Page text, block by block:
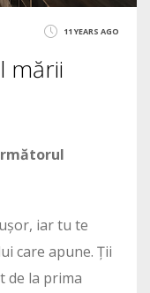
11 YEARS AGO
mării
iar tu te
care apune. Ții
de la prima